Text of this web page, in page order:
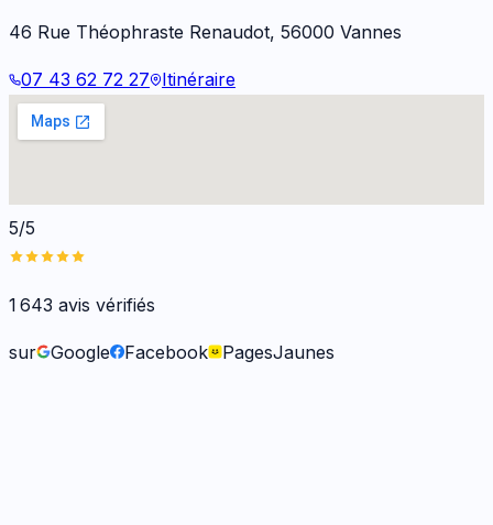
46 Rue Théophraste Renaudot, 56000 Vannes
07 43 62 72 27 Itinéraire
5/5
1 643 avis vérifiés
sur Google Facebook PagesJaunes